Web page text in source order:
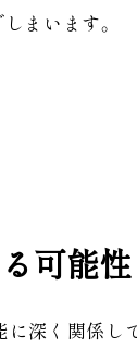
まいます。
可能
深く関係し